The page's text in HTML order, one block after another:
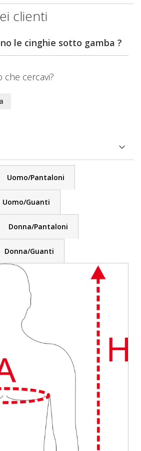
clienti
le cinghie sotto gamba ?
cercavi?
Uomo/Pantaloni
Uomo/Guanti
Donna/Pantaloni
Donna/Guanti